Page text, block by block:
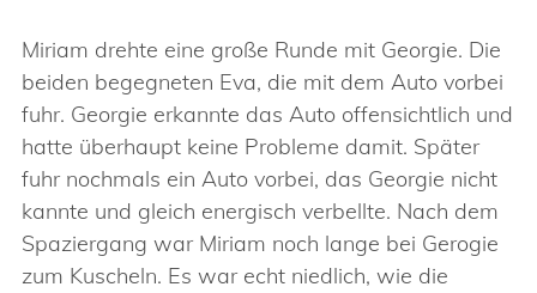
Miriam drehte eine große Runde mit Georgie. Die
beiden begegneten Eva, die mit dem Auto vorbei
fuhr. Georgie erkannte das Auto offensichtlich und
hatte überhaupt keine Probleme damit. Später
fuhr nochmals ein Auto vorbei, das Georgie nicht
kannte und gleich energisch verbellte. Nach dem
Spaziergang war Miriam noch lange bei Gerogie
zum Kuscheln. Es war echt niedlich, wie die